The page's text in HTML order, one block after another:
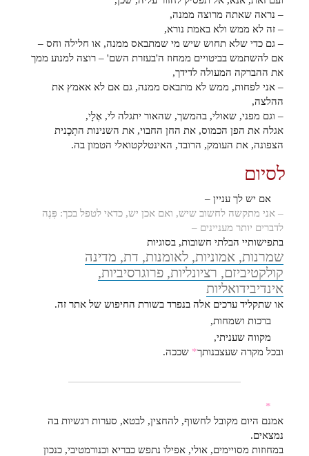
– נראה שאתה מרוצה ממנה,
– זה לא ממש ולא באמת נורא,
– גם כדי שלא תחוש שיש מי שמתבאס ממנה, או חלילה וחס –
אם להשתמש בביטויים ממחוז ה'בעזרת השם' – רוצה למנוע ממך
את ההברקה המעולה לדידך,
– אני לפחות, ממש לא מתבאס ממנה, גם אם לא אאמץ את
ההלצה,
– וגם מפני, שאולי, בהמשך, שהאור יתגלה לי, אֶלָי,
אגלה את הפן הכמוס, את החן החבוי, את השנינות התְכָנית
הצפונה, את העומק, הרובד, האינטלקטואלי הטמון בה.
לסיום
אם יש לך עניין –
– אני מתקשה לחשוב שיש, ואם אכן יש, כדאי לטפל בכך: פְּנֶה
לדברים יותר מעניינים –
בתפישותיי הבלתי חשובות, בסוגיות
שמרנות, אמוניות, לאומנות, דת, מדינה
קולקטיביזם, רציונליות, פרוגרסיביות,
אינדיבידואליות
או שתקליד ערכים אלה בנפרד בשורת החיפוש של אתר זה.
ברכות ושמחות,
מקווה שעניתי,
ובכל מקרה שעצבנותך* שככה.
*
אמנם היום מקובל לחשוף, להחצין, לבטא, סערות רגשיות בה
נמצאים.
במחוזות מסויימים, אולי, אפילו נתפש כבריא וכנורמטיבי, כנכון